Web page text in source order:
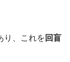
り、これを 回盲